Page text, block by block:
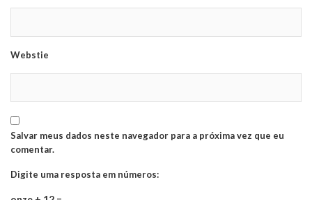
Webstie
Salvar meus dados neste navegador para a próxima vez que eu
comentar.
Digite uma resposta em números: